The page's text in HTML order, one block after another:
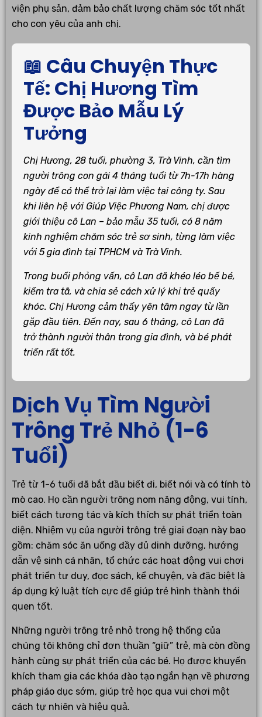
viện phụ sản, đảm bảo chất lượng chăm sóc tốt nhất
cho con yêu của anh chị.
📖 Câu Chuyện Thực
Tế: Chị Hương Tìm
Được Bảo Mẫu Lý
Tưởng
Chị Hương, 28 tuổi, phường 3, Trà Vinh, cần tìm
người trông con gái 4 tháng tuổi từ 7h-17h hàng
ngày để có thể trở lại làm việc tại công ty. Sau
khi liên hệ với Giúp Việc Phương Nam, chị được
giới thiệu cô Lan – bảo mẫu 35 tuổi, có 8 năm
kinh nghiệm chăm sóc trẻ sơ sinh, từng làm việc
với 5 gia đình tại TPHCM và Trà Vinh.
Trong buổi phỏng vấn, cô Lan đã khéo léo bế bé,
kiểm tra tã, và chia sẻ cách xử lý khi trẻ quấy
khóc. Chị Hương cảm thấy yên tâm ngay từ lần
gặp đầu tiên. Đến nay, sau 6 tháng, cô Lan đã
trở thành người thân trong gia đình, và bé phát
triển rất tốt.
Dịch Vụ Tìm Người
Trông Trẻ Nhỏ (1-6
Tuổi)
Trẻ từ 1-6 tuổi đã bắt đầu biết đi, biết nói và có tính tò
mò cao. Họ cần người trông nom năng động, vui tính,
biết cách tương tác và kích thích sự phát triển toàn
diện. Nhiệm vụ của người trông trẻ giai đoạn này bao
gồm: chăm sóc ăn uống đầy đủ dinh dưỡng, hướng
dẫn vệ sinh cá nhân, tổ chức các hoạt động vui chơi
phát triển tư duy, đọc sách, kể chuyện, và đặc biệt là
áp dụng kỷ luật tích cực để giúp trẻ hình thành thói
quen tốt.
Những người trông trẻ nhỏ trong hệ thống của
chúng tôi không chỉ đơn thuần “giữ” trẻ, mà còn đồng
hành cùng sự phát triển của các bé. Họ được khuyến
khích tham gia các khóa đào tạo ngắn hạn về phương
pháp giáo dục sớm, giúp trẻ học qua vui chơi một
cách tự nhiên và hiệu quả.